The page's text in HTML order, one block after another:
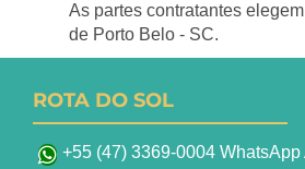
As partes contratantes
de Porto Belo - SC.
ROTA DO SOL
+55 (47) 3369-0004 WhatsApp